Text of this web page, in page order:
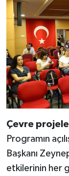
Çevre
Programın
Başkanı
etkilerinin her